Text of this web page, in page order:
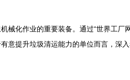
械化作业的重要装备。通过“世界工
意提升垃圾清运能力的单位而言，深